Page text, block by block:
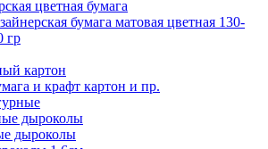
цветная бумага
бумага матовая цветная 130-
гр
картон
и крафт картон и пр.
дыроколы
дыроколы